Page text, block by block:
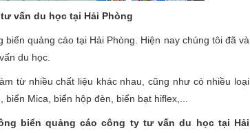
vấn du học tại Hải Phòng
quảng cáo tại Hải Phòng. Hiện nay chúng tôi đã và
du học.
từ nhiều chất liệu khác nhau, cũng như có nhiều loại
Mica, biển hộp đèn, biển bạt hiflex,...
biển quảng cáo công ty tư vấn du học tại Hải